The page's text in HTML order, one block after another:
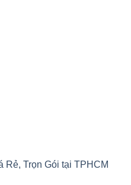
Rẻ, Trọn Gói tại TPHCM